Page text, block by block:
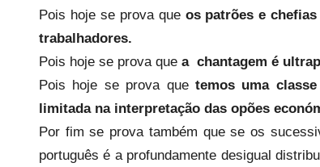
x
e
i
s
Pois hoje se prova que os patrões e
trabalhadores.
Pois hoje se prova que a chantagem é
Pois hoje se prova que temos uma
limitada na interpretação das opões
Por fim se prova também que se os
português é a profundamente desigual